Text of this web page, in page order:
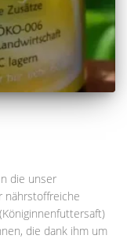
die unser
nährstoffreiche
die dank ihm um